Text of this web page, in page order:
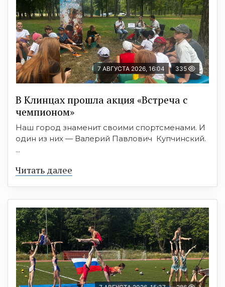
7 АВГУСТА 2026, 16:04 335
В Клинцах прошла акция «Встреча с
чемпионом»
Наш город знаменит своими спортсменами. И
один из них — Валерий Павлович Купчинский.
...
Читать далее